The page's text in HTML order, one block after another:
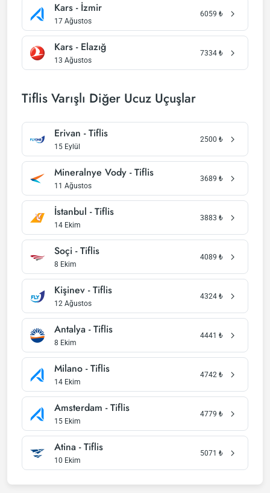
Kars - İzmir
17 Ağustos
6059 ₺
Kars - Elazığ
13 Ağustos
7334 ₺
Tiflis Varışlı Diğer Ucuz Uçuşlar
Erivan - Tiflis
15 Eylül
2500 ₺
Mineralnye Vody - Tiflis
11 Ağustos
3689 ₺
İstanbul - Tiflis
14 Ekim
3883 ₺
Soçi - Tiflis
8 Ekim
4089 ₺
Kişinev - Tiflis
12 Ağustos
4324 ₺
Antalya - Tiflis
8 Ekim
4441 ₺
Milano - Tiflis
14 Ekim
4742 ₺
Amsterdam - Tiflis
15 Ekim
4779 ₺
Atina - Tiflis
10 Ekim
5071 ₺